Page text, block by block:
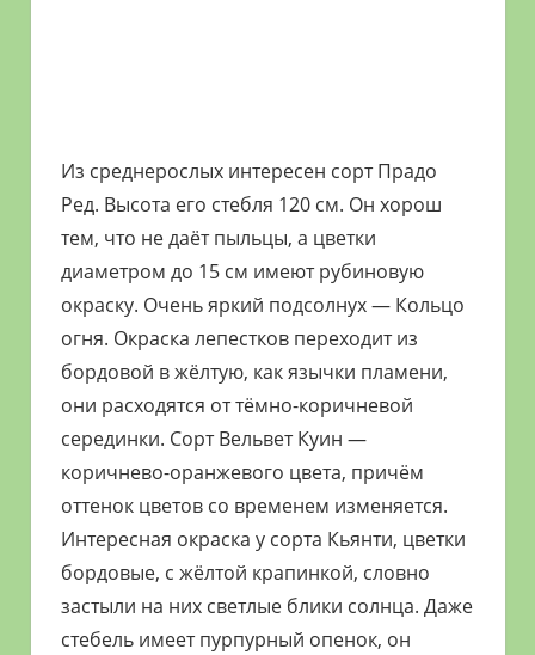
Из среднерослых интересен сорт Прадо
Ред. Высота его стебля 120 см. Он хорош
тем, что не даёт пыльцы, а цветки
диаметром до 15 см имеют рубиновую
окраску. Очень яркий подсолнух — Кольцо
огня. Окраска лепестков переходит из
бордовой в жёлтую, как язычки пламени,
они расходятся от тёмно-коричневой
серединки. Сорт Вельвет Куин —
коричнево-оранжевого цвета, причём
оттенок цветов со временем изменяется.
Интересная окраска у сорта Кьянти, цветки
бордовые, с жёлтой крапинкой, словно
застыли на них светлые блики солнца. Даже
стебель имеет пурпурный опенок, он